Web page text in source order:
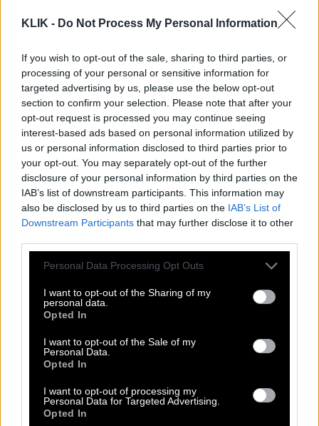
KLIK - Do Not Process My Personal Information
If you wish to opt-out of the sale, sharing to third parties, or
processing of your personal or sensitive information for
targeted advertising by us, please use the below opt-out
section to confirm your selection. Please note that after your
opt-out request is processed you may continue seeing
interest-based ads based on personal information utilized by
us or personal information disclosed to third parties prior to
your opt-out. You may separately opt-out of the further
disclosure of your personal information by third parties on the
IAB’s list of downstream participants. This information may
also be disclosed by us to third parties on the IAB’s List of
Downstream Participants that may further disclose it to other
Please note that this website/app uses one or more Google
not limited to your visit or usage behaviour. You may click to
grant or deny consent to Google and its third-party tags to
use your data for below specified purposes in below Google
consent section.
Personal Data Processing Opt Outs
I want to opt-out of the Sharing of my
personal data.
Opted In
I want to opt-out of the Sale of my
Personal Data.
Opted In
I want to opt-out of processing my
Personal Data for Targeted Advertising.
Opted In
χτύπησαν… μέχρι τη σκηνή της Eurovision.
@irenoukenwhen @DARA showed up at
@Argiros Konstantinos OFFICIAL pop up ny
event🔔🔔🔔#bangaranga #kabanes
#newyork #konstantinosargiros #dara ♬
original sound – iren
DARA ΚΩΝΣΤΑΝΤΙΝΟΣ ΑΡΓΥΡΟΣ
Σχετικά άρθρα
μεγάλη νικήτρια του YFSF